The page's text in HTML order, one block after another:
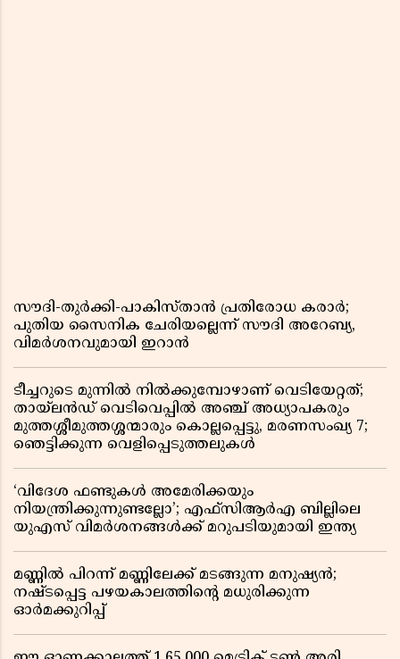
സൗദി-തുർക്കി-പാകിസ്താൻ പ്രതിരോധ കരാർ;
പുതിയ സൈനിക ചേരിയല്ലെന്ന് സൗദി അറേബ്യ,
വിമർശനവുമായി ഇറാൻ
ടീച്ചറുടെ മുന്നിൽ നിൽക്കുമ്പോഴാണ് വെടിയേറ്റത്;
തായ്‌ലൻഡ് വെടിവെപ്പിൽ അഞ്ച് അധ്യാപകരും
മുത്തശ്ശീമുത്തശ്ശന്മാരും കൊല്ലപ്പെട്ടു, മരണസംഖ്യ 7;
ഞെട്ടിക്കുന്ന വെളിപ്പെടുത്തലുകൾ
‘വിദേശ ഫണ്ടുകൾ അമേരിക്കയും
നിയന്ത്രിക്കുന്നുണ്ടല്ലോ’; എഫ്സിആർഎ ബില്ലിലെ
യുഎസ് വിമർശനങ്ങൾക്ക് മറുപടിയുമായി ഇന്ത്യ
മണ്ണിൽ പിറന്ന് മണ്ണിലേക്ക് മടങ്ങുന്ന മനുഷ്യൻ;
നഷ്ടപ്പെട്ട പഴയകാലത്തിൻ്റെ മധുരിക്കുന്ന
ഓർമക്കുറിപ്പ്